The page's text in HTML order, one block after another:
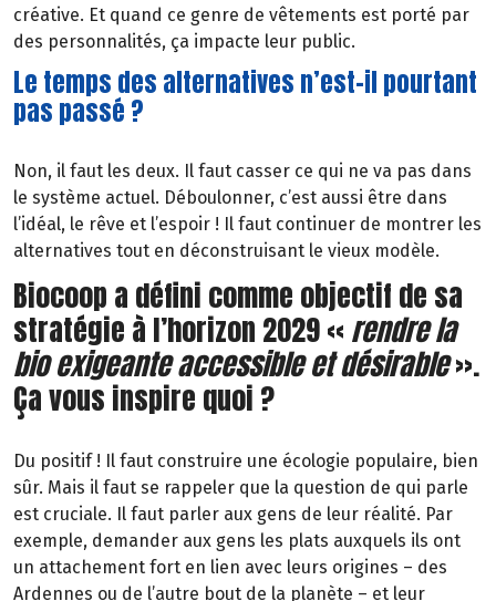
créative. Et quand ce genre de vêtements est porté par
des personnalités, ça impacte leur public.
Le temps des alternatives n’est-il pourtant
pas passé ?
Non, il faut les deux. Il faut casser ce qui ne va pas dans
le système actuel. Déboulonner, c’est aussi être dans
l’idéal, le rêve et l’espoir ! Il faut continuer de montrer les
alternatives tout en déconstruisant le vieux modèle.
Biocoop a défini comme objectif de sa
stratégie à l’horizon 2029 « rendre la
bio exigeante accessible et désirable».
Ça vous inspire quoi ?
Du positif ! Il faut construire une écologie populaire, bien
sûr. Mais il faut se rappeler que la question de qui parle
est cruciale. Il faut parler aux gens de leur réalité. Par
exemple, demander aux gens les plats auxquels ils ont
un attachement fort en lien avec leurs origines – des
Ardennes ou de l’autre bout de la planète – et leur